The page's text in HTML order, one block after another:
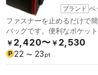
ブランド ペ
ファスナーを止めるだけで
バッグです。便利なポケッ
￥ 2,420〜 ￥ 2,530
P 22 〜 23 pt